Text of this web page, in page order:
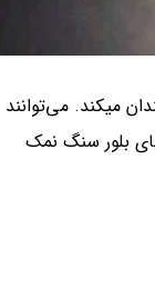
میکند. می‌توانند
بلور سنگ نمک